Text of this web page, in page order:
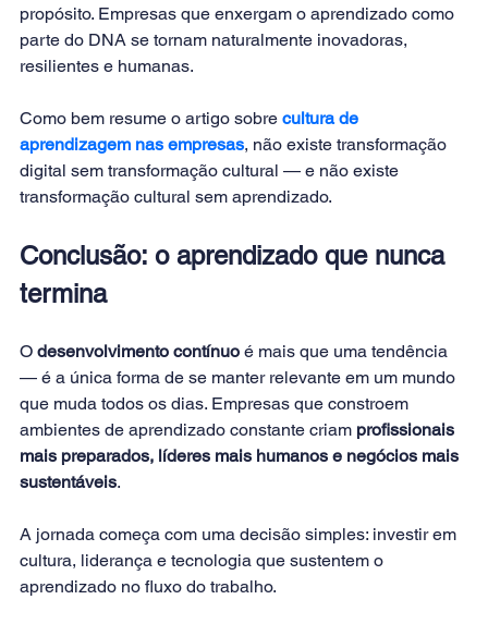
propósito. Empresas que enxergam o aprendizado como
parte do DNA se tornam naturalmente inovadoras,
resilientes e humanas.
Como bem resume o artigo sobre cultura de
aprendizagem nas empresas, não existe transformação
digital sem transformação cultural — e não existe
transformação cultural sem aprendizado.
Conclusão: o aprendizado que nunca
termina
O desenvolvimento contínuo é mais que uma tendência
— é a única forma de se manter relevante em um mundo
que muda todos os dias. Empresas que constroem
ambientes de aprendizado constante criam profissionais
mais preparados, líderes mais humanos e negócios mais
sustentáveis.
A jornada começa com uma decisão simples: investir em
cultura, liderança e tecnologia que sustentem o
aprendizado no fluxo do trabalho.